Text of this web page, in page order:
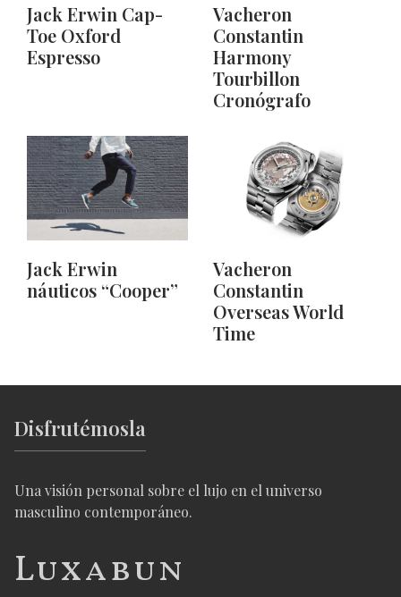
Jack Erwin Cap-
Toe Oxford
Espresso
Vacheron
Constantin
Harmony
Tourbillon
Cronógrafo
Jack Erwin
náuticos “Cooper”
Vacheron
Constantin
Overseas World
Time
Disfrutémosla
Una visión personal sobre el lujo en el universo
masculino contemporáneo.
Luxabun